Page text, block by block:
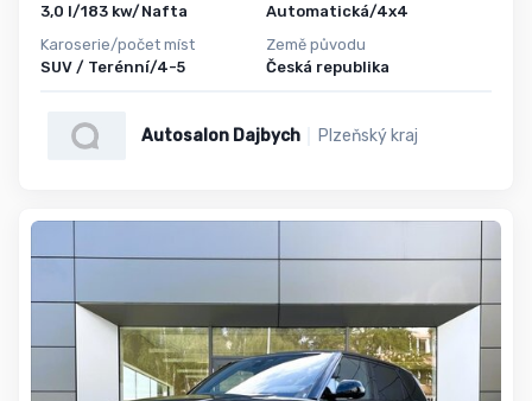
3,0 l/183 kw/Nafta
Karoserie/počet míst
SUV / Terénní/4-5
Automatická/4x4
Země původu
Česká republika
Autosalon Dajbych Plzeňský kraj